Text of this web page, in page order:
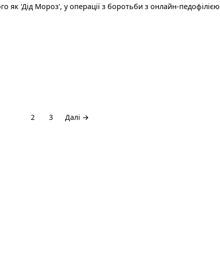
як 'Дід Мороз', у операції з боротьби з онлайн-педофілією
2 3 Далі →